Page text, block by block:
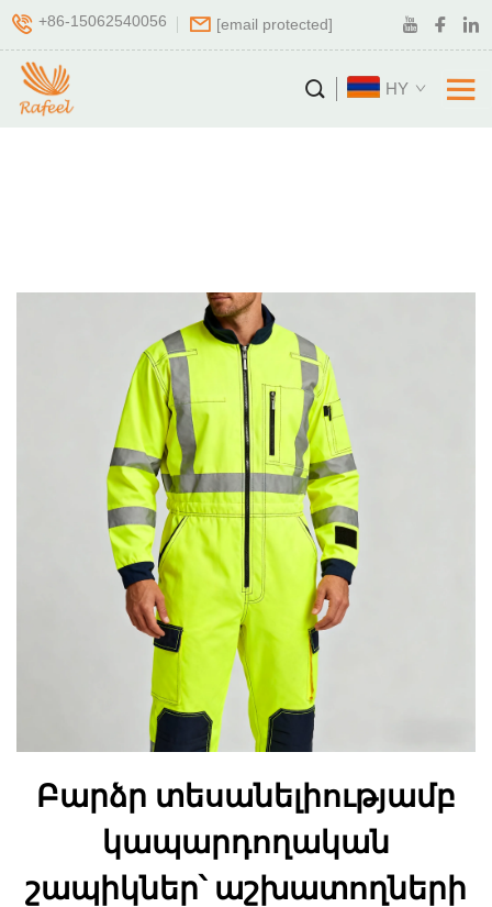
+86-15062540056 [email protected]
HY
Բարձր տեսանելիությամբ
կապարդողական
շապիկներ՝ աշխատողների